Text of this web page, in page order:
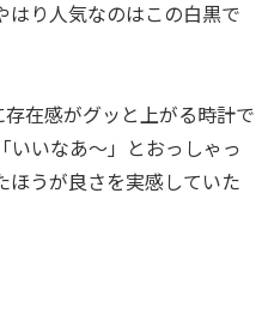
はり人気なのはこの白黒で
在感がグッと上がる時計で
いいなあ〜」とおっしゃっ
ほうが良さを実感していた